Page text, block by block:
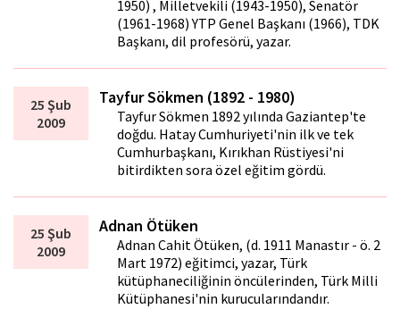
1950) , Milletvekili (1943-1950), Senatör
(1961-1968) YTP Genel Başkanı (1966), TDK
Başkanı, dil profesörü, yazar.
25 Şub
2009
Tayfur Sökmen (1892 - 1980)
Tayfur Sökmen 1892 yılında Gaziantep'te
doğdu. Hatay Cumhuriyeti'nin ilk ve tek
Cumhurbaşkanı, Kırıkhan Rüstiyesi'ni
bitirdikten sora özel eğitim gördü.
25 Şub
2009
Adnan Ötüken
Adnan Cahit Ötüken, (d. 1911 Manastır - ö. 2
Mart 1972) eğitimci, yazar, Türk
kütüphaneciliğinin öncülerinden, Türk Milli
Kütüphanesi'nin kurucularındandır.